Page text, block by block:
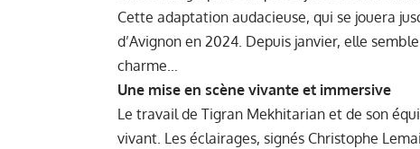
Cette adaptation audacieuse, qui se jouera
d’Avignon en 2024. Depuis janvier, elle
charme…
Une mise en scène vivante et immersive
Le travail de Tigran Mekhitarian et de son
vivant. Les éclairages, signés Christophe